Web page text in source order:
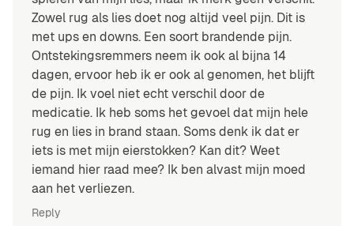
Zowel rug als lies doet nog altijd veel pijn. Dit is
met ups en downs. Een soort brandende pijn.
Ontstekingsremmers neem ik ook al bijna 14
dagen, ervoor heb ik er ook al genomen, het blijft
de pijn. Ik voel niet echt verschil door de
medicatie. Ik heb soms het gevoel dat mijn hele
rug en lies in brand staan. Soms denk ik dat er
iets is met mijn eierstokken? Kan dit? Weet
iemand hier raad mee? Ik ben alvast mijn moed
aan het verliezen.
Reply